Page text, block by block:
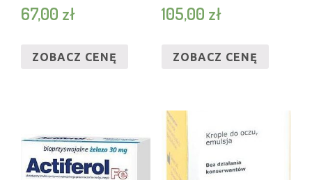
67,00 zł
ZOBACZ CENĘ
105,00 zł
ZOBACZ CENĘ